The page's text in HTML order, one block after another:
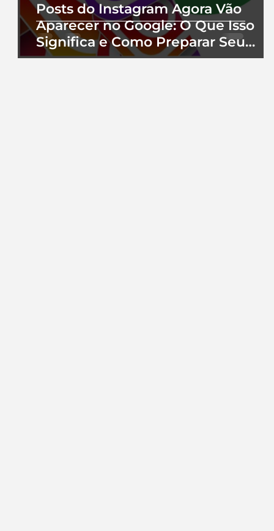
Posts do Instagram Agora Vão
Aparecer no Google: O Que Isso
Significa e Como Preparar Seu
Perfil